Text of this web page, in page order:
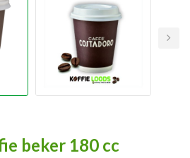
beker 180 cc